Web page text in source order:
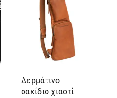
Δερμάτινο
σακίδιο χιαστί